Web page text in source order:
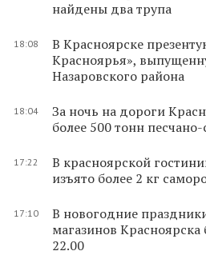
найдены два трупа
18:08
В Красноярске
Красноярья»,
Назаровского района
18:04
За ночь на дороги
более 500 тонн
17:22
В красноярской
изъято более 2 кг
17:10
В новогодние
магазинов Красноярска
22.00